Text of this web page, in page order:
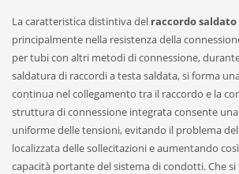
La caratteristica distintiva del raccordo
principalmente nella resistenza della
per tubi con altri metodi di connessione,
saldatura di raccordi a testa saldata, si forma
continua nel collegamento tra il raccordo e la
struttura di connessione integrata consente
uniforme delle tensioni, evitando il problema
localizzata delle sollecitazioni e aumentando
capacità portante del sistema di condotti. Che